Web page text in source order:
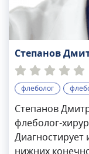
Степанов
флеболог
Степанов
флеболог-
Диагностирует